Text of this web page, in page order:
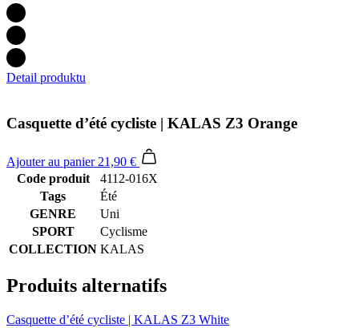
Detail produktu
Casquette d’été cycliste | KALAS Z3 Orange
Ajouter au panier 21,90 €
Code produit
4112-016X
Tags
Été
GENRE
Uni
SPORT
Cyclisme
COLLECTION KALAS
Produits alternatifs
Casquette d’été cycliste | KALAS Z3 White